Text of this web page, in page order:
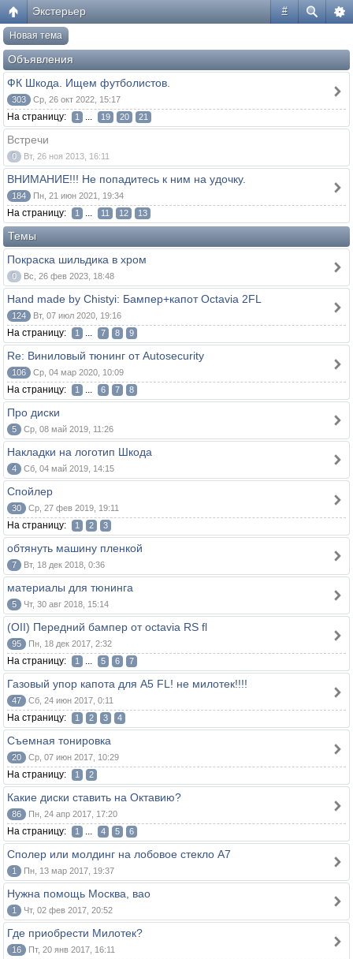
#
Экстерьер
Новая тема
Объявления
ФК Шкода. Ищем футболистов.
303 Ср, 26 окт 2022, 15:17
На страницу: 1 ... 19 20 21
Встречи
0 Вт, 26 ноя 2013, 16:11
ВНИМАНИЕ!!! Не попадитесь к ним на удочку.
184 Пн, 21 июн 2021, 19:34
На страницу: 1 ... 11 12 13
Темы
Покраска шильдика в хром
0 Вс, 26 фев 2023, 18:48
Hand made by Chistyi: Бампер+капот Octavia 2FL
124 Вт, 07 июл 2020, 19:16
На страницу: 1 ... 7 8 9
Re: Виниловый тюнинг от Autosecurity
106 Ср, 04 мар 2020, 10:09
На страницу: 1 ... 6 7 8
Про диски
5 Ср, 08 май 2019, 11:26
Накладки на логотип Шкода
4 Сб, 04 май 2019, 14:15
Спойлер
30 Ср, 27 фев 2019, 19:11
На страницу: 1 2 3
обтянуть машину пленкой
7 Вт, 18 дек 2018, 0:36
материалы для тюнинга
5 Чт, 30 авг 2018, 15:14
(OII) Передний бампер от octavia RS fl
95 Пн, 18 дек 2017, 2:32
На страницу: 1 ... 5 6 7
Газовый упор капота для A5 FL! не милотек!!!!
47 Сб, 24 июн 2017, 0:11
На страницу: 1 2 3 4
Съемная тонировка
20 Ср, 07 июн 2017, 10:29
На страницу: 1 2
Какие диски ставить на Октавию?
86 Пн, 24 апр 2017, 17:20
На страницу: 1 ... 4 5 6
Сполер или молдинг на лобовое стекло А7
1 Пн, 13 мар 2017, 19:37
Нужна помощь Москва, вао
1 Чт, 02 фев 2017, 20:52
Где приобрести Милотек?
16 Пт, 20 янв 2017, 16:11